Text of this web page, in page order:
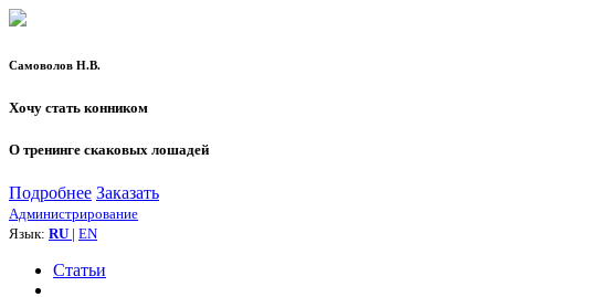
Самоволов Н.В.
Хочу стать конником
О тренинге скаковых лошадей
Подробнее Заказать
Администрирование
Язык: RU | EN
Статьи